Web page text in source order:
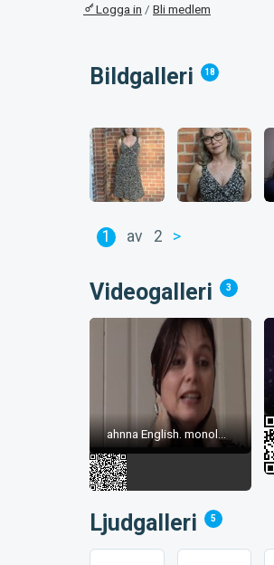
Logga in / Bli medlem
Bildgalleri 18
1 av 2 >
Videogalleri 3
ahnna English. monol...
Ljudgalleri 5